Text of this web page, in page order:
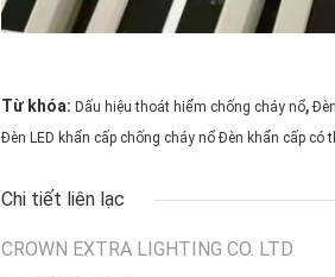
Từ khóa: Dấu hiệu thoát hiểm chống cháy nổ,
Đèn LED khẩn cấp chống cháy nổ Đèn khẩn cấp có
Chi tiết liên lạc
CROWN EXTRA LIGHTING CO. LTD